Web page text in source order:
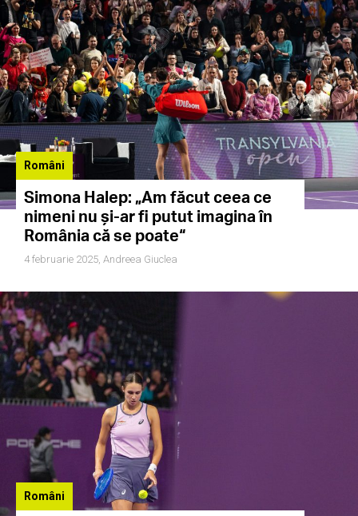
Români
Simona Halep: „Am făcut ceea ce
nimeni nu și-ar fi putut imagina în
România că se poate“
4 februarie 2025, Andreea Giuclea
Români